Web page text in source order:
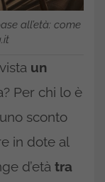
all’età: come
un
Per chi lo è
sconto
in dote al
d’età tra